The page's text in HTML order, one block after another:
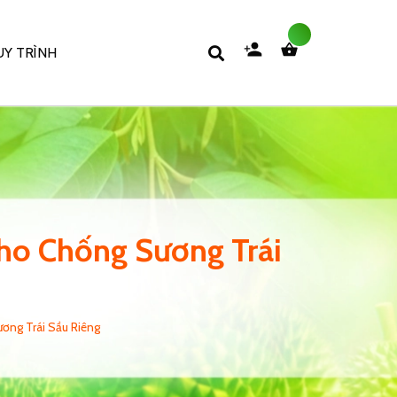
TRÌNH
Chống Sương Trái
Trái Sầu Riêng